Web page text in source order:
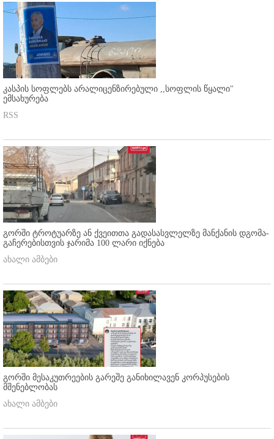
კასპის სოფლებს არალიცენზირებული ,,სოფლის წყალი"
ემსახურება
RSS
გორში ტროტუარზე ან ქვეითთა გადასასვლელზე მანქანის დგომა-
გაჩერებისთვის ჯარიმა 100 ლარი იქნება
ახალი ამბები
გორში მესაკუთრეების გარეშე განიხილავენ კორპუსების
მშენებლობას
ახალი ამბები